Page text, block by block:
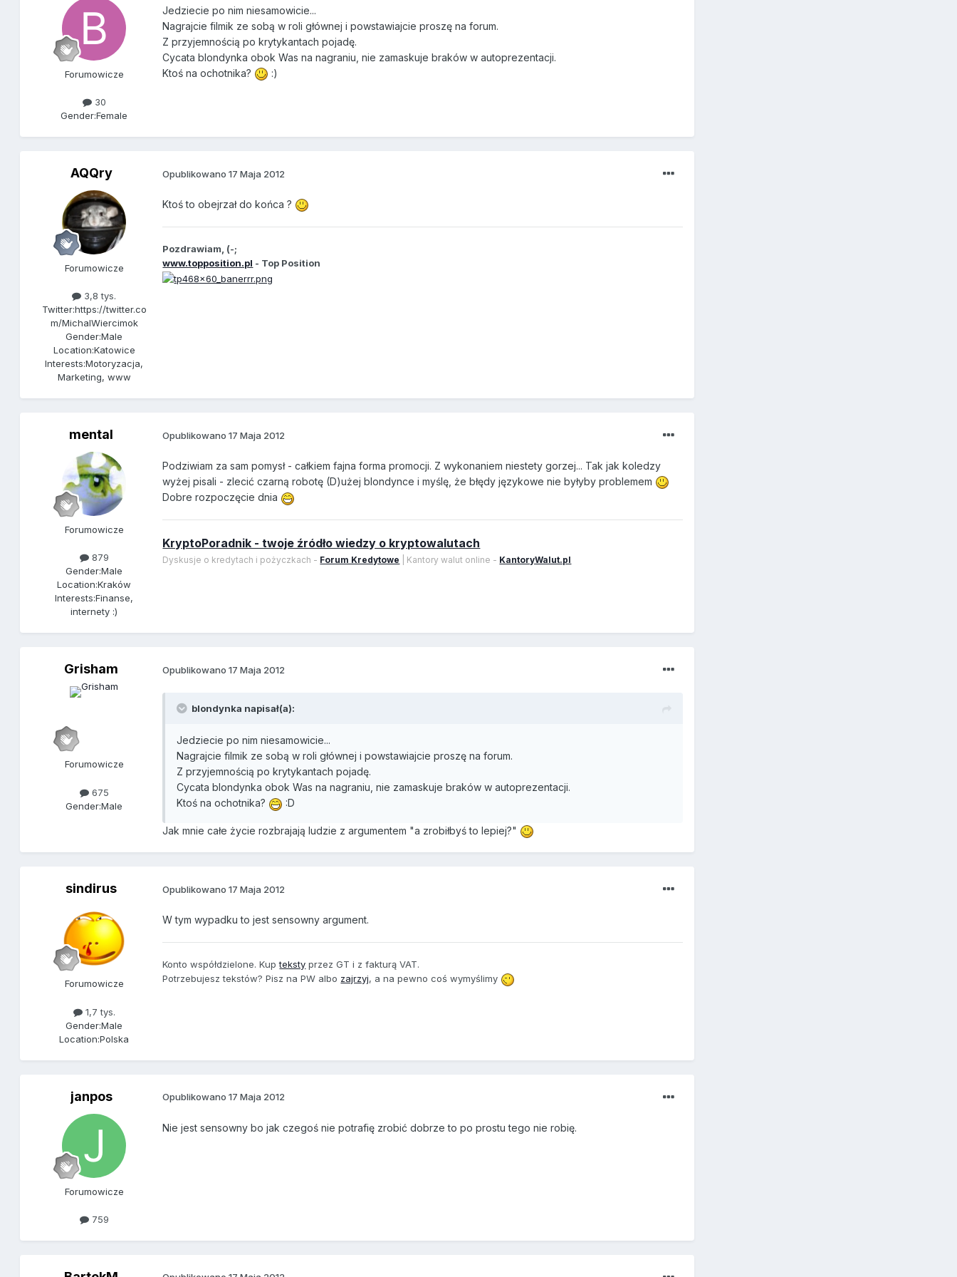
Forumowicze
30
Gender:Female
Jedziecie po nim niesamowicie...
Nagrajcie filmik ze sobą w roli głównej i powstawiajcie proszę na forum.
Z przyjemnością po krytykantach pojadę.
Cycata blondynka obok Was na nagraniu, nie zamaskuje braków w autoprezentacji.
Ktoś na ochotnika?
:)
AQQry
Forumowicze
3,8 tys.
Twitter:https://twitter.co
m/MichalWiercimok
Gender:Male
Location:Katowice
Interests:Motoryzacja,
Marketing, www
Opublikowano17 Maja 2012
Ktoś to obejrzał do końca ?
Pozdrawiam, (-;
www.topposition.pl - Top Position
mental
Forumowicze
879
Gender:Male
Location:Kraków
Interests:Finanse,
internety :)
Opublikowano17 Maja 2012
Podziwiam za sam pomysł - całkiem fajna forma promocji. Z wykonaniem niestety gorzej... Tak jak koledzy
wyżej pisali - zlecić czarną robotę (D)użej blondynce i myślę, że błędy językowe nie byłyby problemem
Dobre rozpoczęcie dnia
KryptoPoradnik - twoje źródło wiedzy o kryptowalutach
Dyskusje o kredytach i pożyczkach - Forum Kredytowe | Kantory walut online - KantoryWalut.pl
Grisham
Forumowicze
675
Gender:Male
Opublikowano17 Maja 2012
blondynka napisał(a):
Jedziecie po nim niesamowicie...
Nagrajcie filmik ze sobą w roli głównej i powstawiajcie proszę na forum.
Z przyjemnością po krytykantach pojadę.
Cycata blondynka obok Was na nagraniu, nie zamaskuje braków w autoprezentacji.
Ktoś na ochotnika?
:D
Jak mnie całe życie rozbrajają ludzie z argumentem "a zrobiłbyś to lepiej?"
sindirus
Forumowicze
1,7 tys.
Gender:Male
Location:Polska
Opublikowano17 Maja 2012
W tym wypadku to jest sensowny argument.
Konto współdzielone. Kupteksty przez GT i z fakturą VAT.
Potrzebujesz tekstów? Pisz na PW albo zajrzyj, a na pewno coś wymyślimy
janpos
Forumowicze
759
Opublikowano17 Maja 2012
Nie jest sensowny bo jak czegoś nie potrafię zrobić dobrze to po prostu tego nie robię.